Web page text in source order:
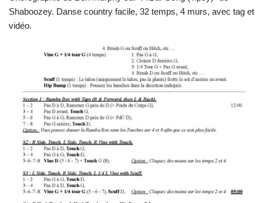
Shaboozey. Danse country facile, 32 temps, 4 murs, avec tag et
vidéo.